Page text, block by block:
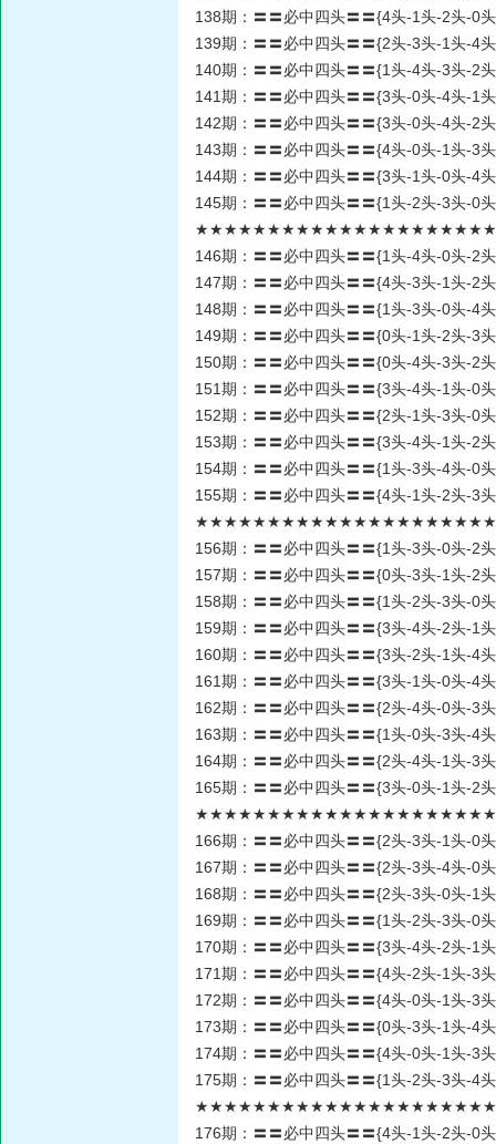
138期：〓〓必中四头〓〓{4头-1头-2头-0
139期：〓〓必中四头〓〓{2头-3头-1头-4
140期：〓〓必中四头〓〓{1头-4头-3头-2
141期：〓〓必中四头〓〓{3头-0头-4头-1
142期：〓〓必中四头〓〓{3头-0头-4头-2
143期：〓〓必中四头〓〓{4头-0头-1头-3
144期：〓〓必中四头〓〓{3头-1头-0头-4
145期：〓〓必中四头〓〓{1头-2头-3头-0
★★★★★★★★★★★★★★★★★★★★★★
146期：〓〓必中四头〓〓{1头-4头-0头-2
147期：〓〓必中四头〓〓{4头-3头-1头-2
148期：〓〓必中四头〓〓{1头-3头-0头-4
149期：〓〓必中四头〓〓{0头-1头-2头-3
150期：〓〓必中四头〓〓{0头-4头-3头-2
151期：〓〓必中四头〓〓{3头-4头-1头-0
152期：〓〓必中四头〓〓{2头-1头-3头-0
153期：〓〓必中四头〓〓{3头-4头-1头-2
154期：〓〓必中四头〓〓{1头-3头-4头-0
155期：〓〓必中四头〓〓{4头-1头-2头-3
★★★★★★★★★★★★★★★★★★★★★★
156期：〓〓必中四头〓〓{1头-3头-0头-2
157期：〓〓必中四头〓〓{0头-3头-1头-2
158期：〓〓必中四头〓〓{1头-2头-3头-0
159期：〓〓必中四头〓〓{3头-4头-2头-1
160期：〓〓必中四头〓〓{3头-2头-1头-4
161期：〓〓必中四头〓〓{3头-1头-0头-4
162期：〓〓必中四头〓〓{2头-4头-0头-3
163期：〓〓必中四头〓〓{1头-0头-3头-4
164期：〓〓必中四头〓〓{2头-4头-1头-3
165期：〓〓必中四头〓〓{3头-0头-1头-2
★★★★★★★★★★★★★★★★★★★★★★
166期：〓〓必中四头〓〓{2头-3头-1头-0
167期：〓〓必中四头〓〓{2头-3头-4头-0
168期：〓〓必中四头〓〓{2头-3头-0头-1
169期：〓〓必中四头〓〓{1头-2头-3头-0
170期：〓〓必中四头〓〓{3头-4头-2头-1
171期：〓〓必中四头〓〓{4头-2头-1头-3
172期：〓〓必中四头〓〓{4头-0头-1头-3
173期：〓〓必中四头〓〓{0头-3头-1头-4
174期：〓〓必中四头〓〓{4头-0头-1头-3
175期：〓〓必中四头〓〓{1头-2头-3头-4
★★★★★★★★★★★★★★★★★★★★★★
176期：〓〓必中四头〓〓{4头-1头-2头-0